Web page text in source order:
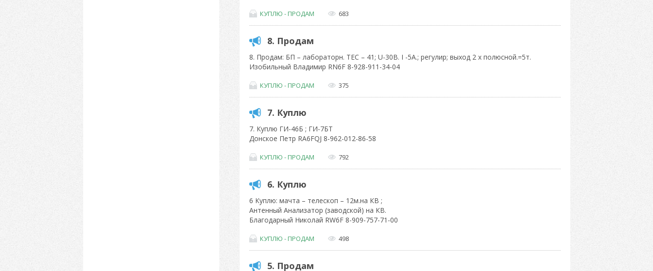
КУПЛЮ - ПРОДАМ 683
8. Продам
8. Продам: БП – лабораторн. ТЕС – 41; U-30В. I -5А.; регулир; выход 2 х полюсной.=5т.
Изобильный Владимир RN6F 8-928-911-34-04
КУПЛЮ - ПРОДАМ 375
7. Куплю
7. Куплю ГИ-46Б ; ГИ-7БТ
Донское Петр RA6FQJ 8-962-012-86-58
КУПЛЮ - ПРОДАМ 792
6. Куплю
6 Куплю: мачта – телескоп – 12м.на КВ ;
Антенный Анализатор (заводской) на КВ.
Благодарный Николай RW6F 8-909-757-71-00
КУПЛЮ - ПРОДАМ 498
5. Продам